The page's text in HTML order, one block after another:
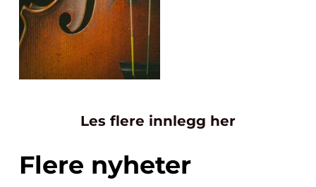
Les flere innlegg her
Flere nyheter